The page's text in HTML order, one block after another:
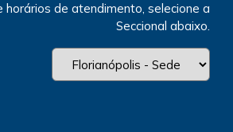
horários de atendimento, selecione a
Seccional abaixo.